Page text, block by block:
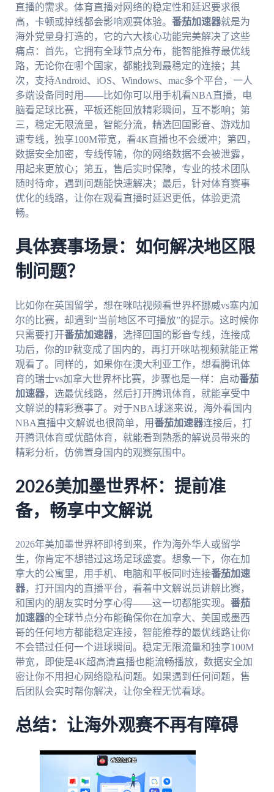
直播的需求。体育直播对网络的稳定性和延迟要求很
高，卡顿或掉线都会影响观赛体验。 番茄加速器就是为
海外党量身打造的，它的六大核心功能完美解决了这些
痛点：首先，它拥有全球节点分布，能智能推荐最优线
路，无论你在哪个国家，都能找到最稳定的连接；其
次，支持Android、iOS、Windows、mac多个平台，一人
多端设备同时用——比如你可以用手机看NBA直播，电
脑看足球比赛，平板还能回放精彩瞬间，互不影响；第
三，稳定无限流量，智能分流，精选回国影音、游戏加
速专线，独享100M带宽，看4K直播也不会缓冲；第四，
数据安全加密，专线传输，你的网络数据不会被泄露，
用起来更放心；第五，售后实时保障，专业的技术团队
随时待命，遇到问题能快速解决；最后，针对体育赛事
优化的线路，让你在观看直播时延迟更低，体验更流
畅。
具体赛事场景：如何解决地区限
制问题？
比如你在英国留学，想在咪咕视频看世界杯挪威vs塞内加
尔的比赛，却遇到“当前地区不可播放”的提示。这时候你
只需要打开番茄加速器，选择回国的影音专线，连接成
功后，你的IP就变成了国内的，再打开咪咕视频就能正常
观看了。同样的，如果你在澳大利亚工作，想看腾讯体
育的瑞士vs加拿大世界杯比赛，步骤也是一样：启动番茄
加速器，选最优线路，然后打开腾讯体育，就能享受中
文解说的精彩赛事了。对于NBA球迷来说，海外看国内
NBA直播中文解说也很简单，用番茄加速器连接后，打
开腾讯体育或优酷体育，就能看到熟悉的解说员带来的
精彩分析，仿佛置身国内的观赛氛围中。
2026美加墨世界杯：提前准
备，畅享中文解说
2026年美加墨世界杯即将到来，作为海外华人或留学
生，你肯定不想错过这场足球盛宴。想象一下，你在加
拿大的公寓里，用手机、电脑和平板同时连接番茄加速
器，打开国内的直播平台，看着中文解说员讲解比赛，
和国内的朋友实时分享心得——这一切都能实现。 番茄
加速器的全球节点分布能确保你在加拿大、美国或墨西
哥的任何地方都能稳定连接，智能推荐的最优线路让你
不会错过任何一个进球瞬间。稳定无限流量和独享100M
带宽，即使是4K超高清直播也能流畅播放，数据安全加
密让你不用担心网络隐私问题。如果遇到任何问题，售
后团队会实时帮你解决，让你全程无忧看球。
总结：让海外观赛不再有障碍